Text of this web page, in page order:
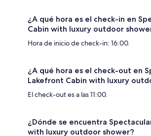
¿A qué hora es el check-in en
Cabin with luxury outdoor
Hora de inicio de check-in: 16:00.
¿A qué hora es el check-out en
Lakefront Cabin with luxury
El check-out es a las 11:00.
¿Dónde se encuentra
with luxury outdoor shower?